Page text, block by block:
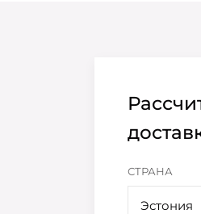
СТРАНА
Эстония